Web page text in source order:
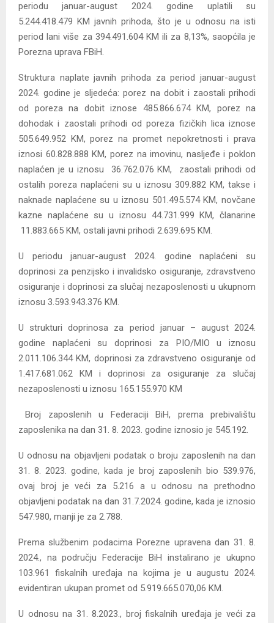
periodu januar-august 2024. godine uplatili su
5.244.418.479 KM javnih prihoda, što je u odnosu na isti
period lani više za 394.491.604 KM ili za 8,13%, saopćila je
Porezna uprava FBiH.
Struktura naplate javnih prihoda za period januar-august
2024. godine je sljedeća: porez na dobit i zaostali prihodi
od poreza na dobit iznose 485.866.674 KM, porez na
dohodak i zaostali prihodi od poreza fizičkih lica iznose
505.649.952 KM, porez na promet nepokretnosti i prava
iznosi 60.828.888 KM, porez na imovinu, nasljeđe i poklon
naplaćen je u iznosu 36.762.076 KM, zaostali prihodi od
ostalih poreza naplaćeni su u iznosu 309.882 KM, takse i
naknade naplaćene su u iznosu 501.495.574 KM, novčane
kazne naplaćene su u iznosu 44.731.999 KM, članarine
11.883.665 KM, ostali javni prihodi 2.639.695 KM.
U periodu januar-august 2024. godine naplaćeni su
doprinosi za penzijsko i invalidsko osiguranje, zdravstveno
osiguranje i doprinosi za slučaj nezaposlenosti u ukupnom
iznosu 3.593.943.376 KM.
U strukturi doprinosa za period januar – august 2024.
godine naplaćeni su doprinosi za PIO/MIO u iznosu
2.011.106.344 KM, doprinosi za zdravstveno osiguranje od
1.417.681.062 KM i doprinosi za osiguranje za slučaj
nezaposlenosti u iznosu 165.155.970 KM
Broj zaposlenih u Federaciji BiH, prema prebivalištu
zaposlenika na dan 31. 8. 2023. godine iznosio je 545.192.
U odnosu na objavljeni podatak o broju zaposlenih na dan
31. 8. 2023. godine, kada je broj zaposlenih bio 539.976,
ovaj broj je veći za 5.216 a u odnosu na prethodno
objavljeni podatak na dan 31.7.2024. godine, kada je iznosio
547.980, manji je za 2.788.
Prema službenim podacima Porezne upravena dan 31. 8.
2024., na području Federacije BiH instalirano je ukupno
103.961 fiskalnih uređaja na kojima je u augustu 2024.
evidentiran ukupan promet od 5.919.665.070,06 KM.
U odnosu na 31. 8.2023., broj fiskalnih uređaja je veći za